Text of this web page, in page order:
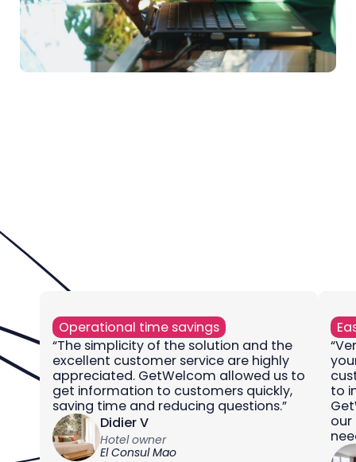
Operational time savings
“The simplicity of the solution and the
excellent customer service are highly
appreciated. GetWelcom allowed us to
get information to customers quickly,
saving time and reducing questions.”
Didier V
Hotel owner
El Consul Mao
to